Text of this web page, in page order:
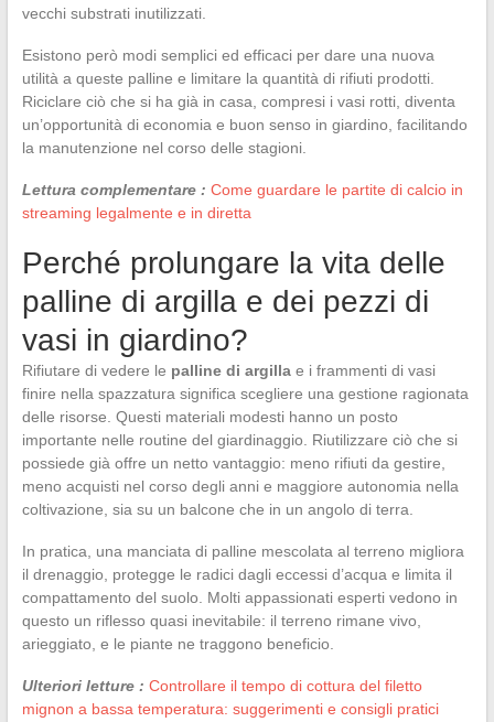
vecchi substrati inutilizzati.
Esistono però modi semplici ed efficaci per dare una nuova
utilità a queste palline e limitare la quantità di rifiuti prodotti.
Riciclare ciò che si ha già in casa, compresi i vasi rotti, diventa
un’opportunità di economia e buon senso in giardino, facilitando
la manutenzione nel corso delle stagioni.
Lettura complementare : Come guardare le partite di calcio in
streaming legalmente e in diretta
Perché prolungare la vita delle
palline di argilla e dei pezzi di
vasi in giardino?
Rifiutare di vedere le palline di argillae i frammenti di vasi
finire nella spazzatura significa scegliere una gestione ragionata
delle risorse. Questi materiali modesti hanno un posto
importante nelle routine del giardinaggio. Riutilizzare ciò che si
possiede già offre un netto vantaggio: meno rifiuti da gestire,
meno acquisti nel corso degli anni e maggiore autonomia nella
coltivazione, sia su un balcone che in un angolo di terra.
In pratica, una manciata di palline mescolata al terreno migliora
il drenaggio, protegge le radici dagli eccessi d’acqua e limita il
compattamento del suolo. Molti appassionati esperti vedono in
questo un riflesso quasi inevitabile: il terreno rimane vivo,
arieggiato, e le piante ne traggono beneficio.
Ulteriori letture : Controllare il tempo di cottura del filetto
mignon a bassa temperatura: suggerimenti e consigli pratici